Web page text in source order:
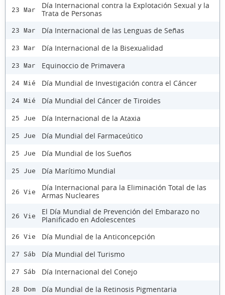
23 Mar
Día Internacional contra la Explotación Sexual y la
Trata de Personas
23 Mar Día Internacional de las Lenguas de Señas
23 Mar Día Internacional de la Bisexualidad
23 Mar Equinoccio de Primavera
24 Mié Día Mundial de Investigación contra el Cáncer
24 Mié Día Mundial del Cáncer de Tiroides
25 Jue Día Internacional de la Ataxia
25 Jue Día Mundial del Farmaceútico
25 Jue Día Mundial de los Sueños
25 Jue Día Marítimo Mundial
26 Vie
Día Internacional para la Eliminación Total de las
Armas Nucleares
26 Vie
El Día Mundial de Prevención del Embarazo no
Planificado en Adolescentes
26 Vie Día Mundial de la Anticoncepción
27 Sáb Día Mundial del Turismo
27 Sáb Día Internacional del Conejo
28 Dom Día Mundial de la Retinosis Pigmentaria